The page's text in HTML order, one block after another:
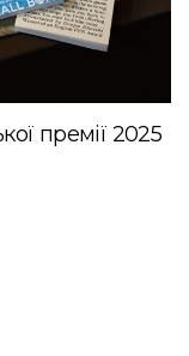
премії 2025